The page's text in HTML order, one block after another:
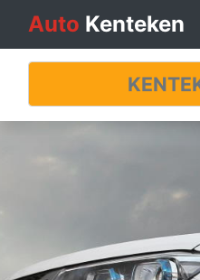
Auto Kenteken